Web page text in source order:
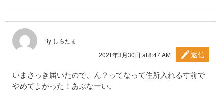
By しらたま
2021年3月30日 at 8:47 AM
返信
いまさっき届いたので、ん？ってなって住所入れる寸前で
やめてよかった！あぶなーい。